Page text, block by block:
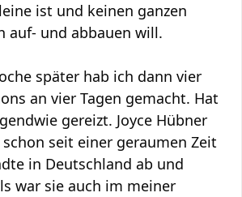
ist und keinen ganzen
auf- und abbauen will.
später hab ich dann vier
an vier Tagen gemacht. Hat
gereizt. Joyce Hübner
seit einer geraumen Zeit
in Deutschland ab und
war sie auch im meiner